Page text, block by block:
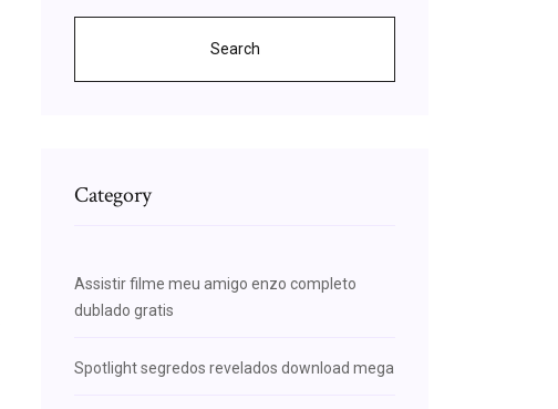
Search
Category
Assistir filme meu amigo enzo completo
dublado gratis
Spotlight segredos revelados download mega